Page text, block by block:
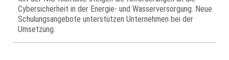
Cybersicherheit in der Energie‑ und Wasserversorgung. Neue
Schulungsangebote unterstützen Unternehmen bei der
Umsetzung.